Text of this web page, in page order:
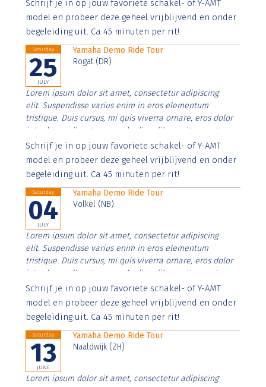
imperdiet. Nunc ut sem vitae risus tristique posuere.
Schrijf je in op jouw favoriete schakel- of Y-AMT
model en probeer deze geheel vrijblijvend en onder
begeleiding uit. Ca 45 minuten per rit!
Saturday
25
JULY
Yamaha Demo Ride Tour
Rogat (DR)
Lorem ipsum dolor sit amet, consectetur adipiscing
elit. Suspendisse varius enim in eros elementum
tristique. Duis cursus, mi quis viverra ornare, eros dolor
interdum nulla, ut commodo diam libero vitae erat.
Aenean faucibus nibh et justo cursus id rutrum lorem
imperdiet. Nunc ut sem vitae risus tristique posuere.
Schrijf je in op jouw favoriete schakel- of Y-AMT
model en probeer deze geheel vrijblijvend en onder
begeleiding uit. Ca 45 minuten per rit!
Saturday
04
JULY
Yamaha Demo Ride Tour
Volkel (NB)
Lorem ipsum dolor sit amet, consectetur adipiscing
elit. Suspendisse varius enim in eros elementum
tristique. Duis cursus, mi quis viverra ornare, eros dolor
interdum nulla, ut commodo diam libero vitae erat.
Aenean faucibus nibh et justo cursus id rutrum lorem
imperdiet. Nunc ut sem vitae risus tristique posuere.
Schrijf je in op jouw favoriete schakel- of Y-AMT
model en probeer deze geheel vrijblijvend en onder
begeleiding uit. Ca 45 minuten per rit!
Saturday
13
JUNE
Yamaha Demo Ride Tour
Naaldwijk (ZH)
Lorem ipsum dolor sit amet, consectetur adipiscing